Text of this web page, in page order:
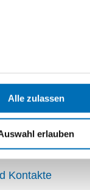
Alle zulassen
erlauben
10
Kontakte